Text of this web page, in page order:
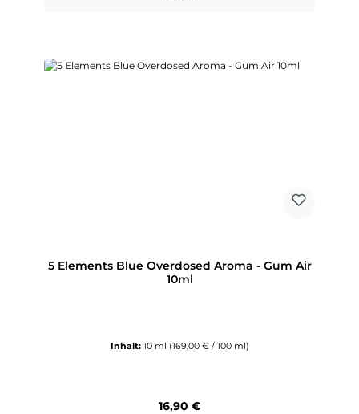
5 Elements Blue Overdosed Aroma - Gum Air
10ml
Inhalt: 10 ml (169,00 € / 100 ml)
Regulärer Preis:
16,90 €